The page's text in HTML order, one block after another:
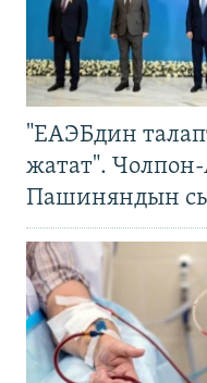
"ЕАЭБдин
жатат".
Пашиняндын